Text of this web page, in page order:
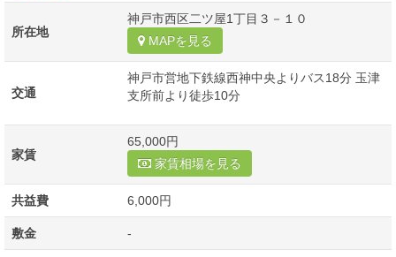
所在地
神戸市西区二ツ屋1丁目３－１０
MAPを見る
交通
神戸市営地下鉄線西神中央よりバス18分 玉津
支所前より徒歩10分
家賃
65,000円
家賃相場を見る
共益費 6,000円
敷金 -